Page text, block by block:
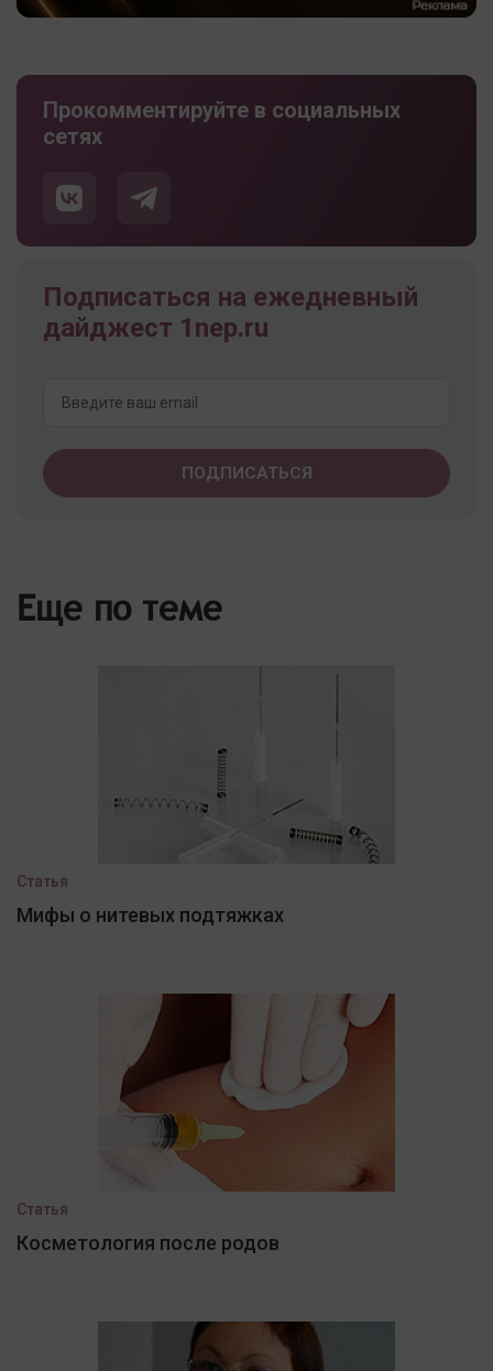
Прокомментируйте в социальных
сетях
Подписаться на ежедневный
дайджест 1nep.ru
Еще по теме
Статья
Мифы о нитевых подтяжках
Статья
Косметология после родов